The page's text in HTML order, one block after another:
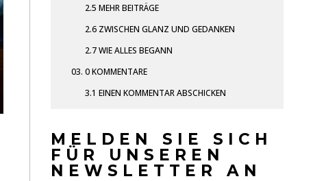
2.5 MEHR BEITRÄGE
2.6ZWISCHEN GLANZ UND GEDANKEN
2.7WIE ALLES BEGANN
03. 0 KOMMENTARE
3.1 EINEN KOMMENTAR ABSCHICKEN
MELDEN SIE SICH
FÜR UNSEREN
NEWSLETTER AN